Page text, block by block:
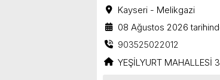
Kayseri - Melikgazi
08 Ağustos 2026
903525022012
YEŞİLYURT MAHALLESİ